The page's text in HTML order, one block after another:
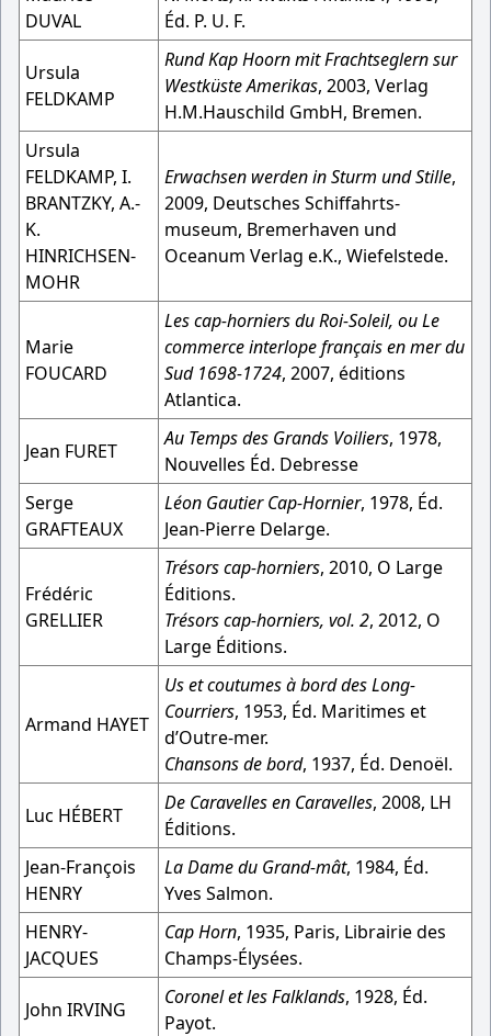
DUVAL
Éd. P. U. F.
Ursula
FELDKAMP
Rund Kap Hoorn mit Frachtseglern sur
Westküste Amerikas, 2003, Verlag
H.M.Hauschild GmbH, Bremen.
Ursula
FELDKAMP, I.
BRANTZKY, A.-
K.
HINRICHSEN-
MOHR
Erwachsen werden in Sturm und Stille,
2009, Deutsches Schiffahrts-
museum, Bremerhaven und
Oceanum Verlag e.K., Wiefelstede.
Marie
FOUCARD
Les cap-horniers du Roi-Soleil, ou Le
commerce interlope français en mer du
Sud 1698-1724, 2007, éditions
Atlantica.
Jean FURET
Au Temps des Grands Voiliers, 1978,
Nouvelles Éd. Debresse
Serge
GRAFTEAUX
Léon Gautier Cap-Hornier, 1978, Éd.
Jean-Pierre Delarge.
Frédéric
GRELLIER
Trésors cap-horniers, 2010, O Large
Éditions.
Trésors cap-horniers, vol. 2, 2012, O
Large Éditions.
Armand HAYET
Us et coutumes à bord des Long-
Courriers, 1953, Éd. Maritimes et
d’Outre-mer.
Chansons de bord, 1937, Éd. Denoël.
Luc HÉBERT
De Caravelles en Caravelles, 2008, LH
Éditions.
Jean-François
HENRY
La Dame du Grand-mât, 1984, Éd.
Yves Salmon.
HENRY-
JACQUES
Cap Horn, 1935, Paris, Librairie des
Champs-Élysées.
John IRVING
Coronel et les Falklands, 1928, Éd.
Payot.